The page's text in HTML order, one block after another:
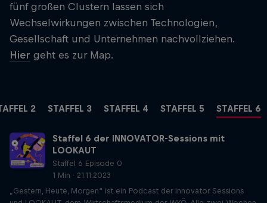
fünf großen Clustern lassen sich
Wechselwirkungen zwischen Technologien,
Gesellschaft und Unternehmen nachvollziehen.
Hier geht es zur Map.
2 STAFFEL 3 STAFFEL 4 STAFFEL 5 STAFFEL 6
Staffel 6 der INNOVATOR-Sessions mit
LOOKAUT
Staffel 6 Episode 0
1 Min · 21.11.2023
„Gestern, Heute, Morgen“ ist ein Podcast der Innovator Sessions